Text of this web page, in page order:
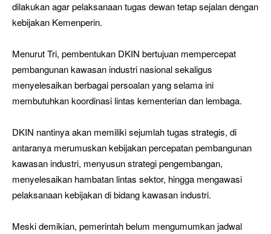
dilakukan agar pelaksanaan tugas dewan tetap sejalan dengan
kebijakan Kemenperin.
Menurut Tri, pembentukan DKIN bertujuan mempercepat
pembangunan kawasan industri nasional sekaligus
menyelesaikan berbagai persoalan yang selama ini
membutuhkan koordinasi lintas kementerian dan lembaga.
DKIN nantinya akan memiliki sejumlah tugas strategis, di
antaranya merumuskan kebijakan percepatan pembangunan
kawasan industri, menyusun strategi pengembangan,
menyelesaikan hambatan lintas sektor, hingga mengawasi
pelaksanaan kebijakan di bidang kawasan industri.
Meski demikian, pemerintah belum mengumumkan jadwal